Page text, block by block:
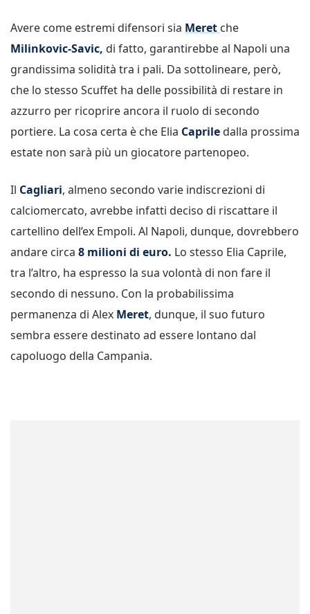
Avere come estremi difensori sia Meret che
Milinkovic-Savic, di fatto, garantirebbe al Napoli una
grandissima solidità tra i pali. Da sottolineare, però,
che lo stesso Scuffet ha delle possibilità di restare in
azzurro per ricoprire ancora il ruolo di secondo
portiere. La cosa certa è che Elia Caprile dalla prossima
estate non sarà più un giocatore partenopeo.
Il Cagliari, almeno secondo varie indiscrezioni di
calciomercato, avrebbe infatti deciso di riscattare il
cartellino dell’ex Empoli. Al Napoli, dunque, dovrebbero
andare circa 8 milioni di euro. Lo stesso Elia Caprile,
tra l’altro, ha espresso la sua volontà di non fare il
secondo di nessuno. Con la probabilissima
permanenza di Alex Meret, dunque, il suo futuro
sembra essere destinato ad essere lontano dal
capoluogo della Campania.